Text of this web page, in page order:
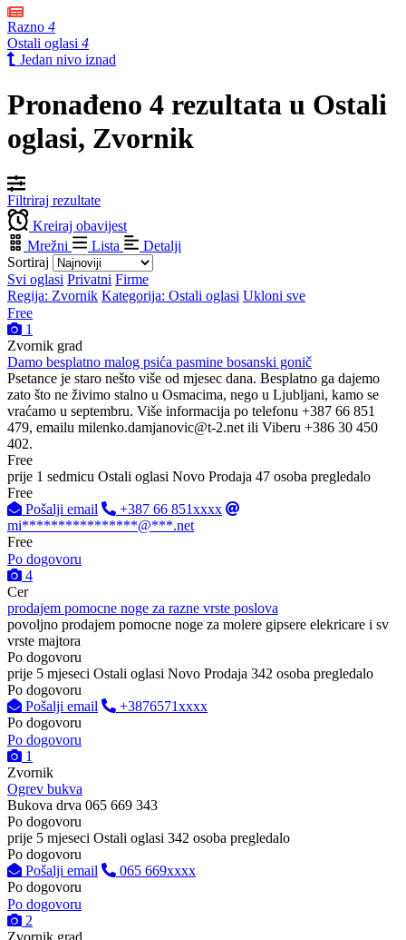
Razno 4
Ostali oglasi 4
Jedan nivo iznad
Pronađeno 4 rezultata u Ostali
oglasi, Zvornik
Filtriraj rezultate
Kreiraj obavijest
Mrežni
Lista
Detalji
Sortiraj
Svi oglasi Privatni Firme
Regija: Zvornik Kategorija: Ostali oglasi Ukloni sve
Free
1
Zvornik grad
Damo besplatno malog psića pasmine bosanski gonič
Psetance je staro nešto više od mjesec dana. Besplatno ga dajemo
zato što ne živimo stalno u Osmacima, nego u Ljubljani, kamo se
vraćamo u septembru. Više informacija po telefonu +387 66 851
479, emailu milenko.damjanovic@t-2.net ili Viberu +386 30 450
402.
Free
prije 1 sedmicu Ostali oglasi Novo Prodaja 47 osoba pregledalo
Free
Pošalji email
+387 66 851xxxx
mi****************@***.net
Free
Po dogovoru
4
Cer
prodajem pomocne noge za razne vrste poslova
povoljno prodajem pomocne noge za molere gipsere elekricare i sv
vrste majtora
Po dogovoru
prije 5 mjeseci Ostali oglasi Novo Prodaja 342 osoba pregledalo
Po dogovoru
Pošalji email
+3876571xxxx
Po dogovoru
Po dogovoru
1
Zvornik
Ogrev bukva
Bukova drva 065 669 343
Po dogovoru
prije 5 mjeseci Ostali oglasi 342 osoba pregledalo
Po dogovoru
Pošalji email
065 669xxxx
Po dogovoru
Po dogovoru
2